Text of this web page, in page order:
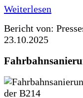
Weiterlesen
Bericht von:
23.10.2025